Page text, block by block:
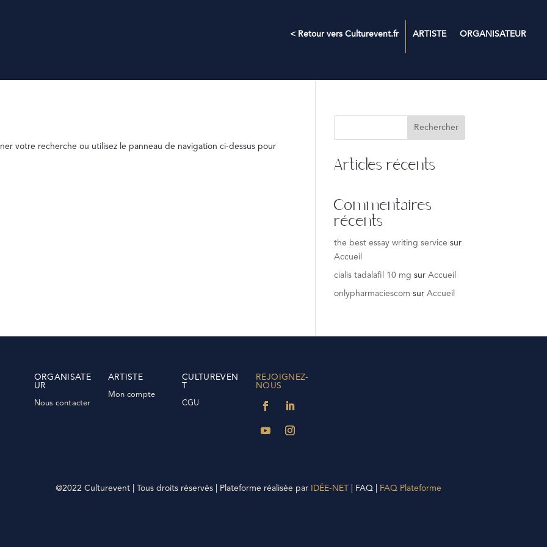
< Retour vers Culturevent.fr ARTISTE ORGANISATEUR
votre recherche ou utilisez le panneau de navigation ci-dessus pour
Rechercher
Articles récents
Commentaires
récents
the best essay writing service sur
Accueil
cialis tadalafil 10 mg sur Accueil
onlypharmaciescom sur Accueil
ORGANISATE
UR
Nous contacter
ARTISTE
Mon compte
CULTUREVEN
CGU
REJOIGNEZ-
NOUS
@2022 Culturevent | Tous droits réservés | Plateforme réalisée par IDÉE-NET FAQ | FAQ Plateforme